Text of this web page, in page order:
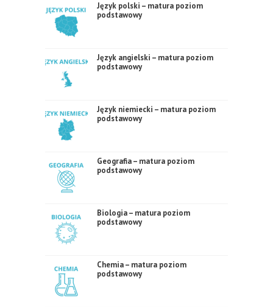
Język polski – matura poziom
podstawowy
Język angielski – matura poziom
podstawowy
Język niemiecki – matura poziom
podstawowy
Geografia – matura poziom
podstawowy
Biologia – matura poziom
podstawowy
Chemia – matura poziom
podstawowy